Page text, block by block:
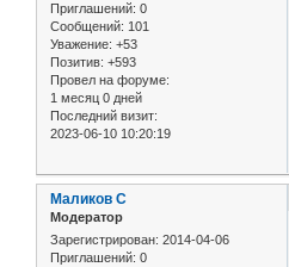
Приглашений: 0
Сообщений: 101
Уважение: +53
Позитив: +593
Провел на форуме:
1 месяц 0 дней
Последний визит:
2023-06-10 10:20:19
Маликов С
Модератор
Зарегистрирован: 2014-04-06
Приглашений: 0